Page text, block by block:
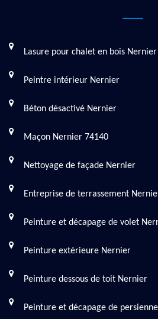
Lasure pour chalet en bois Nernier
Peintre intérieur Nernier
Béton désactivé Nernier
Maçon Nernier 74140
Nettoyage de façade Nernier
Entreprise de terrassement
Peinture et décapage de volet
Peinture extérieure Nernier
Peinture dessous de toit Nernier
Peinture et décapage de